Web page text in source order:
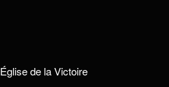
de la Victoire